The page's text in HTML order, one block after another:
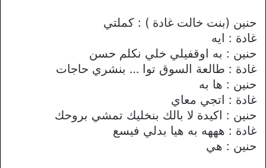
حنين (بنت خالت غادة ) : كملتي
غادة : ايه
حنين : به اوقفيلي خلي نكلم حسن
غادة : طالعة السوق توا … بنشري حاجات
حنين : ها به
غادة : اتجي معاي
حنين : اكيدة ﻻ بالك بنخليك تمشي بروحك
غادة : هههه به هيا بدلي فيسع
حنين : هي